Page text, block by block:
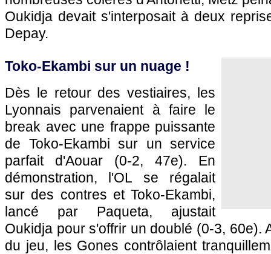
Oukidja devait s'interposait à deux
Depay.
Toko-Ekambi sur un nuage !
Dès le retour des vestiaires, les
Lyonnais parvenaient à faire le
break avec une frappe puissante
de Toko-Ekambi sur un service
parfait d'Aouar (0-2, 47e). En
démonstration, l'OL se régalait
sur des contres et Toko-Ekambi,
lancé par Paqueta, ajustait
Oukidja pour s'offrir un doublé (0-3, 60e).
du jeu, les Gones contrôlaient